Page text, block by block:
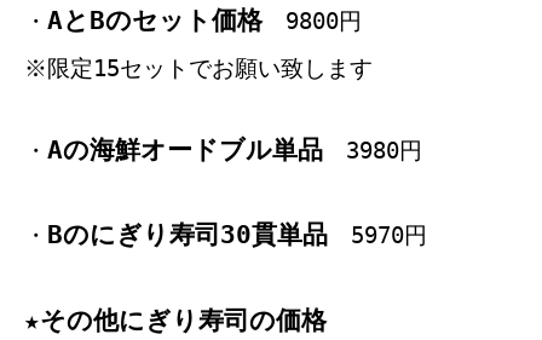
・ AとBのセット価格9800円
※限定15セットでお願い致します
・ Aの海鮮オードブル単品 3980円
・ Bのにぎり寿司30貫単品 5970円
★その他にぎり寿司の価格